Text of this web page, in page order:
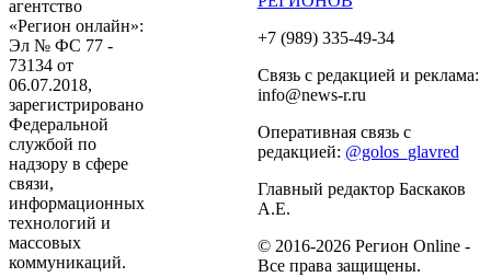
агентство
«Регион онлайн»:
Эл № ФС 77 -
73134 от
06.07.2018,
зарегистрировано
Федеральной
службой по
надзору в сфере
связи,
информационных
технологий и
массовых
коммуникаций.
+7 (989) 335-49-34
Связь с редакцией и реклама:
info@news-r.ru
Оперативная связь с
редакцией: @golos_glavred
Главный редактор Баскаков
А.Е.
© 2016-2026 Регион Online -
Все права защищены.